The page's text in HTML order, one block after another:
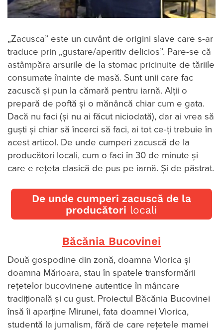
„Zacusca” este un cuvânt de origini slave care s-ar
traduce prin „gustare/aperitiv delicios”. Pare-se că
astâmpăra arsurile de la stomac pricinuite de tăriile
consumate înainte de masă. Sunt unii care fac
zacuscă și pun la cămară pentru iarnă. Alții o
prepară de poftă și o mănâncă chiar cum e gata.
Dacă nu faci (și nu ai făcut niciodată), dar ai vrea să
guști și chiar să încerci să faci, ai tot ce-ți trebuie în
acest articol. De unde cumperi zacuscă de la
producători locali, cum o faci în 30 de minute și
care e rețeta clasică de pus pe iarnă. Și de păstrat.
De unde cumperi zacuscă de la
producători locali
Băcănia Bucovinei
Două gospodine din zonă, doamna Viorica și
doamna Mărioara, stau în spatele transformării
rețetelor bucovinene autentice în mâncare
tradițională și cu gust. Proiectul Băcănia Bucovinei
însă îi aparține Mirunei, fata doamnei Viorica,
studentă la jurnalism, fără de care rețetele mamei